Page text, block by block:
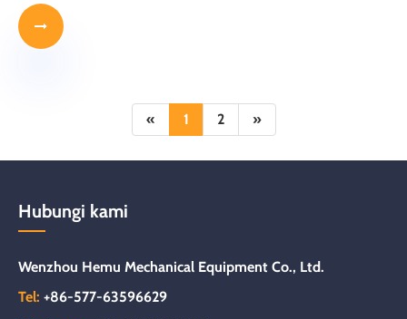
« 1 2 »
Hubungi kami
Wenzhou Hemu Mechanical Equipment Co., Ltd.
Tel: +86-577-63596629